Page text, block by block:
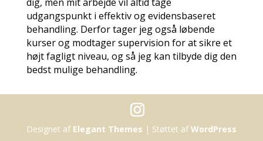
udgangspunkt i effektiv og evidensbaseret
behandling. Derfor tager jeg også løbende
kurser og modtager supervision for at sikre et
højt fagligt niveau, og så jeg kan tilbyde dig den
bedst mulige behandling.
Designet af Elegant Themes | Støttet afWordPress